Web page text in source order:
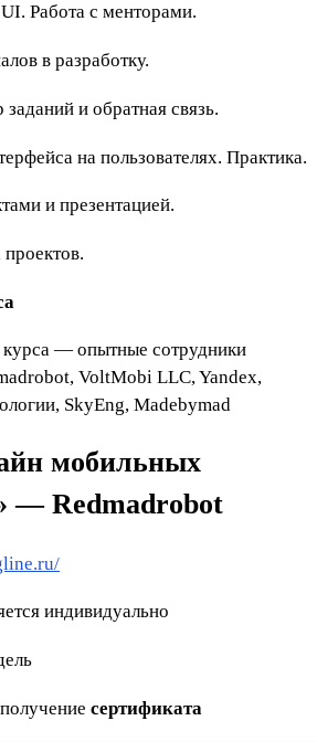
Работа с менторами.
в разработку.
и обратная связь.
на пользователях. Практика.
и презентацией.
курса — опытные сотрудники
VoltMobi LLC, Yandex,
SkyEng, Madebymad
мобильных
— Redmadrobot
индивидуально
сертификата